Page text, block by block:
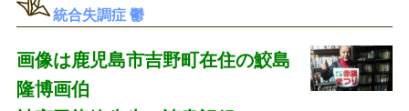
統合失調症 鬱
画像は鹿児島市吉野町在住の鮫島
隆博画伯